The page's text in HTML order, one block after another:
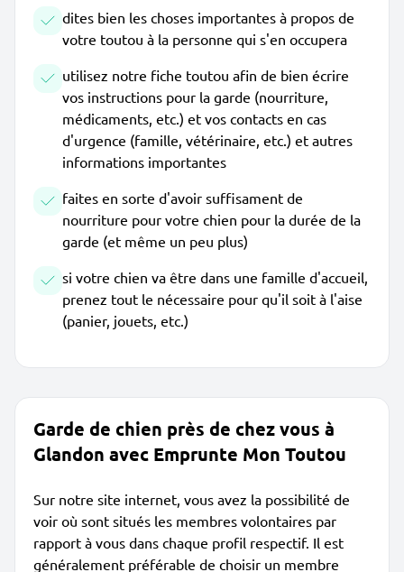
dites bien les choses importantes à propos de
votre toutou à la personne qui s'en occupera
utilisez notre fiche toutou afin de bien écrire
vos instructions pour la garde (nourriture,
médicaments, etc.) et vos contacts en cas
d'urgence (famille, vétérinaire, etc.) et autres
informations importantes
faites en sorte d'avoir suffisament de
nourriture pour votre chien pour la durée de la
garde (et même un peu plus)
si votre chien va être dans une famille d'accueil,
prenez tout le nécessaire pour qu'il soit à l'aise
(panier, jouets, etc.)
Garde de chien près de chez vous à
Glandon avec Emprunte Mon Toutou
Sur notre site internet, vous avez la possibilité de
voir où sont situés les membres volontaires par
rapport à vous dans chaque profil respectif. Il est
généralement préférable de choisir un membre